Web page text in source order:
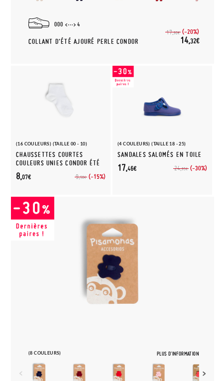
000 4
COLLANT D’ÉTÉ AJOURÉ PERLE CONDOR
17,90€ (-20%)
14,32€
(16 COULEURS) (TAILLE 00 - 10)
CHAUSSETTES COURTES
COULEURS UNIES CONDOR ÉTÉ
9,50€ (-15%)
8,07€
(4 COULEURS) (TAILLE 18 - 25)
SANDALES SALOMÉS EN TOILE
24,95€ (-30%)
17,46€
(8 COULEURS) PLUS D'INFORMATION